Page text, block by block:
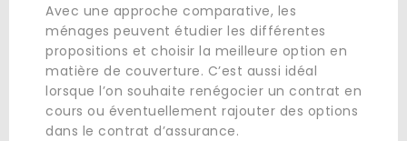
Avec une approche comparative, les
ménages peuvent étudier les différentes
propositions et choisir la meilleure option en
matière de couverture. C’est aussi idéal
lorsque l’on souhaite renégocier un contrat en
cours ou éventuellement rajouter des options
dans le contrat d’assurance.